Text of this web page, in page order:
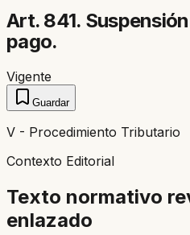
Art. 841.
pago.
Vigente
Guardar
V - Procedimiento Tributario
Contexto Editorial
Texto normativo
enlazado